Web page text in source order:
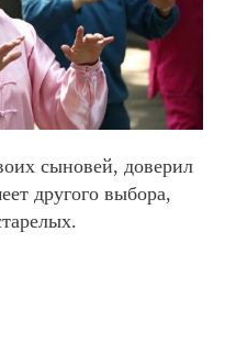
сыновей, доверил
другого выбора,